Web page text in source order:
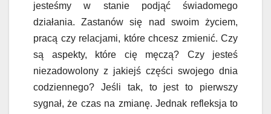
jesteśmy w stanie podjąć świadomego
działania. Zastanów się nad swoim życiem,
pracą czy relacjami, które chcesz zmienić. Czy
są aspekty, które cię męczą? Czy jesteś
niezadowolony z jakiejś części swojego dnia
codziennego? Jeśli tak, to jest to pierwszy
sygnał, że czas na zmianę. Jednak refleksja to